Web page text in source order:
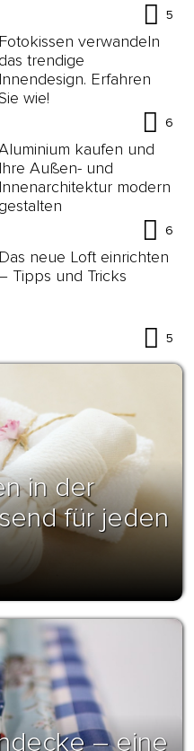
5
Fotokissen verwandeln
das trendige
Innendesign. Erfahren
wie!
6
kaufen und
Ihre Außen- und
Innenarchitektur modern
gestalten
6
Das neue Loft einrichten
Tipps und Tricks
5
in der
für jeden
– eine